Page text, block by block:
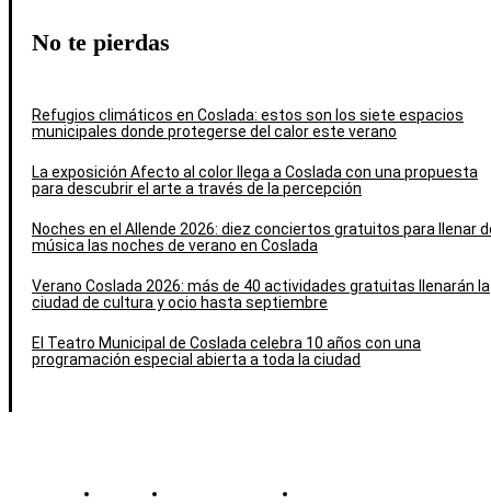
No te pierdas
Refugios climáticos en Coslada: estos son los siete espacios
municipales donde protegerse del calor este verano
La exposición Afecto al color llega a Coslada con una propuesta
para descubrir el arte a través de la percepción
Noches en el Allende 2026: diez conciertos gratuitos para llenar
música las noches de verano en Coslada
Verano Coslada 2026: más de 40 actividades gratuitas llenarán la
ciudad de cultura y ocio hasta septiembre
El Teatro Municipal de Coslada celebra 10 años con una
programación especial abierta a toda la ciudad
Contacto Política de cookies